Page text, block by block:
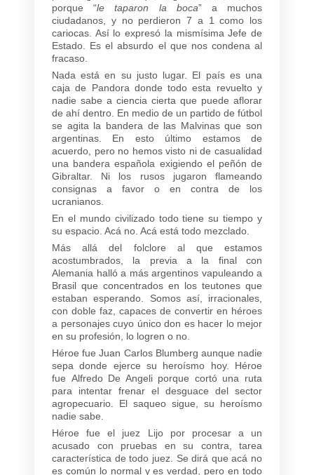
porque “le taparon la boca” a muchos
ciudadanos, y no perdieron 7 a 1 como los
cariocas. Así lo expresó la mismísima Jefe de
Estado. Es el absurdo el que nos condena al
fracaso.
Nada está en su justo lugar. El país es una
caja de Pandora donde todo esta revuelto y
nadie sabe a ciencia cierta que puede aflorar
de ahí dentro. En medio de un partido de fútbol
se agita la bandera de las Malvinas que son
argentinas. En esto último estamos de
acuerdo, pero no hemos visto ni de casualidad
una bandera española exigiendo el peñón de
Gibraltar. Ni los rusos jugaron flameando
consignas a favor o en contra de los
ucranianos.
En el mundo civilizado todo tiene su tiempo y
su espacio. Acá no. Acá está todo mezclado.
Más allá del folclore al que estamos
acostumbrados, la previa a la final con
Alemania halló a más argentinos vapuleando a
Brasil que concentrados en los teutones que
estaban esperando. Somos así, irracionales,
con doble faz, capaces de convertir en héroes
a personajes cuyo único don es hacer lo mejor
en su profesión, lo logren o no.
Héroe fue Juan Carlos Blumberg aunque nadie
sepa donde ejerce su heroísmo hoy. Héroe
fue Alfredo De Angeli porque cortó una ruta
para intentar frenar el desguace del sector
agropecuario. El saqueo sigue, su heroísmo
nadie sabe.
Héroe fue el juez Lijo por procesar a un
acusado con pruebas en su contra, tarea
característica de todo juez. Se dirá que acá no
es común lo normal y es verdad, pero en todo